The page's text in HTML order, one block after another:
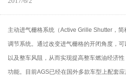
主动进气栅格系统 （Active Grille Shutter， 简
调节系统。通过改变进气栅格的开闭角度，
以及整车风阻，从而实现提高整车燃油经济
功能。目前AGS已经在国外多款车型上配套